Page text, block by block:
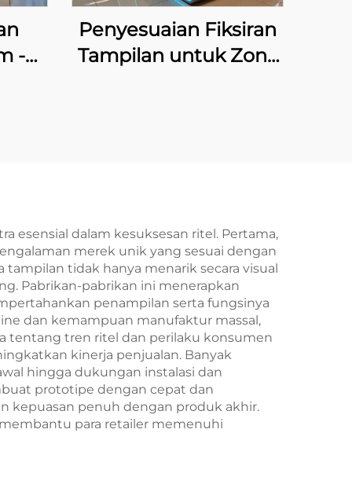
-
Penyesuaian Fiksiran
Tampilan untuk Zona
esensial dalam kesuksesan ritel. Pertama,
merek unik yang sesuai dengan
tidak hanya menarik secara visual
Pabrikan-pabrikan ini menerapkan
penampilan serta fungsinya
dan kemampuan manufaktur massal,
tentang tren ritel dan perilaku konsumen
kinerja penjualan. Banyak
hingga dukungan instalasi dan
prototipe dengan cepat dan
kepuasan penuh dengan produk akhir.
para retailer memenuhi